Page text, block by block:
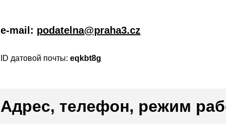
e-mail: podatelna@praha3.cz
ID датовой почты: eqkbt8g
Адрес, телефон, режим